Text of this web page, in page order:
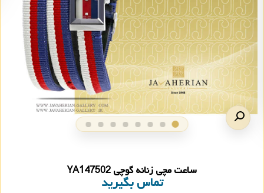
ساعت مچی زنانه گوچی YA147502
تماس بگیرید